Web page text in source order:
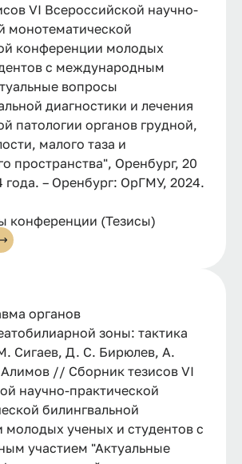
VI Всероссийской научно-
монотематической
конференции молодых
с международным
вопросы
диагностики и лечения
патологии органов грудной,
малого таза и
пространства", Оренбург, 20
года. – Оренбург: ОрГМУ, 2024.
конференции (Тезисы)
органов
зоны: тактика
Сигаев, Д. С. Бирюлев, А.
// Сборник тезисов VI
научно-практической
билингвальной
молодых ученых и студентов с
участием "Актуальные